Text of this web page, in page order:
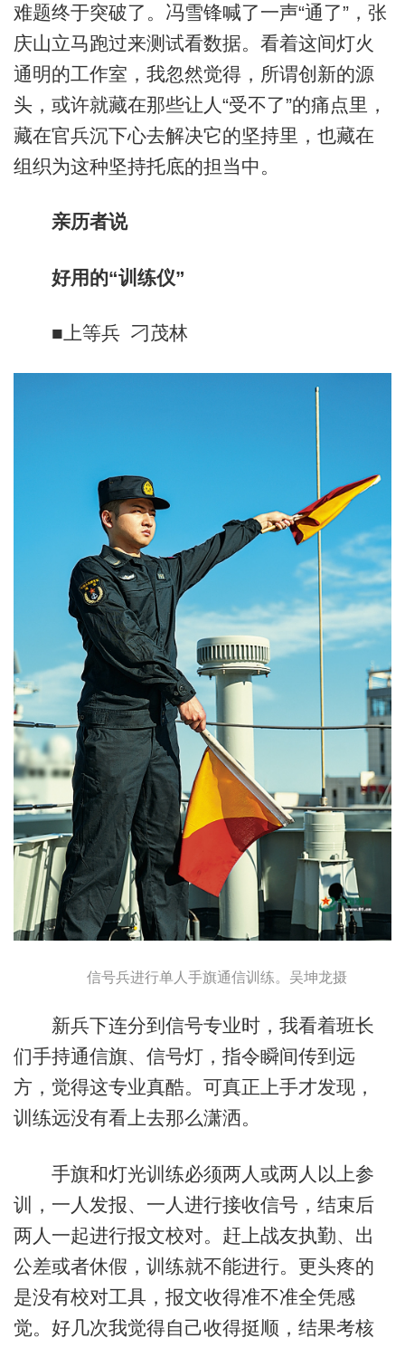
难题终于突破了。冯雪锋喊了一声“通了”，张
庆山立马跑过来测试看数据。看着这间灯火
通明的工作室，我忽然觉得，所谓创新的源
头，或许就藏在那些让人“受不了”的痛点里，
藏在官兵沉下心去解决它的坚持里，也藏在
组织为这种坚持托底的担当中。
亲历者说
好用的“训练仪”
■上等兵 刁茂林
信号兵进行单人手旗通信训练。吴坤龙摄
新兵下连分到信号专业时，我看着班长
们手持通信旗、信号灯，指令瞬间传到远
方，觉得这专业真酷。可真正上手才发现，
训练远没有看上去那么潇洒。
手旗和灯光训练必须两人或两人以上参
训，一人发报、一人进行接收信号，结束后
两人一起进行报文校对。赶上战友执勤、出
公差或者休假，训练就不能进行。更头疼的
是没有校对工具，报文收得准不准全凭感
觉。好几次我觉得自己收得挺顺，结果考核